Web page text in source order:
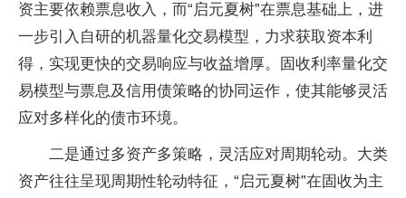
资主要依赖票息收入，而“启元夏树”在票息基础上，进
一步引入自研的机器量化交易模型，力求获取资本利
得，实现更快的交易响应与收益增厚。固收利率量化交
易模型与票息及信用债策略的协同运作，使其能够灵活
应对多样化的债市环境。
二是通过多资产多策略，灵活应对周期轮动。大类
资产往往呈现周期性轮动特征，“启元夏树”在固收为主